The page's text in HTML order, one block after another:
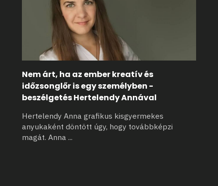
Nem árt, ha az ember kreatív és
időzsonglőr is egy személyben -
beszélgetés Hertelendy Annával
Hertelendy Anna grafikus kisgyermekes
anyukaként döntött úgy, hogy továbbképzi
magát. Anna ...